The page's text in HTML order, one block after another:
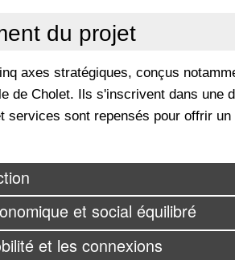
du projet
axes stratégiques, conçus
de Cholet. Ils s'inscrivent dans une
services sont repensés pour offrir
et social équilibré
et les connexions